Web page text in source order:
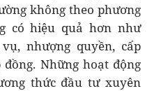
không theo phương
có hiệu quả hơn như
nhượng quyền, cấp
Những hoạt động
thức đầu tư xuyên